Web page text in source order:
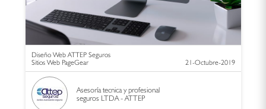
Diseño Web ATTEP Seguros
Sitios Web PageGear
21-Octubre-2019
Asesoría tecnica y profesional
seguros LTDA - ATTEP